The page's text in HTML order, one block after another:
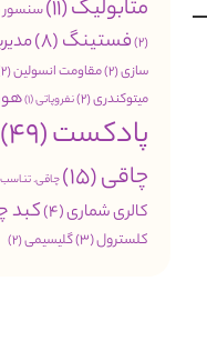
متابولیک(11) سنسور
(2)
فستینگ(8)
سازی(2) مقاومت انسولین(2)
میتوکندری(2) نفروپاتی(1)
پادکست(49)
چاقی(15) چاقی. تناسب
کالری شماری(4) کبد
کلسترول(3) گلیسیمی(2)